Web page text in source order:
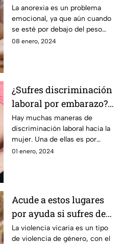
alimentaria? Acude
aquí por ayuda
La anorexia es un problema
emocional, ya que aún cuando
se esté por debajo del peso
ideal, quien lo padece sigue
08 enero, 2024
¿Sufres discriminación
laboral por embarazo?
Aquí te pueden apoyar.
Hay muchas maneras de
discriminación laboral hacia la
mujer. Una de ellas es por
embarazo. En estos sitios te
01 enero, 2024
Acude a estos lugares
por ayuda si sufres de
violencia vicaria.
La violencia vicaria es un tipo
de violencia de género, con el